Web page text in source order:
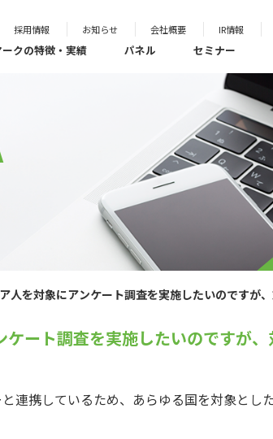
採用情報 お知らせ 会社概要 IR情報
クの特徴・実績 パネル セミナー
人を対象にアンケート調査を実施したいのですが
ート調査を実施したいのですが
連携しているため、あらゆる国を対象とし